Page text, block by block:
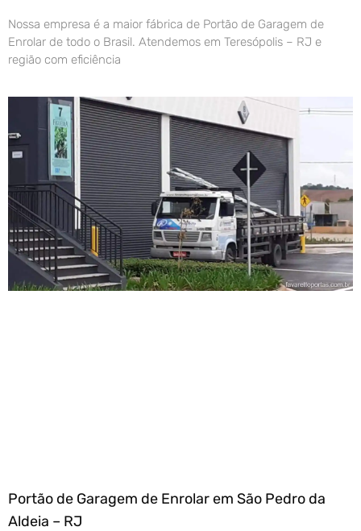
Nossa empresa é a maior fábrica de Portão de Garagem de
Enrolar de todo o Brasil. Atendemos em Teresópolis – RJ e
região com eficiência
Portão de Garagem de Enrolar em São Pedro da
Aldeia – RJ